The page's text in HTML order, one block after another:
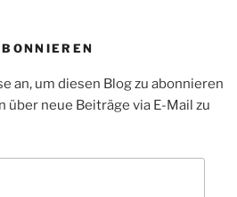
an, um diesen Blog zu abonnieren
über neue Beiträge via E-Mail zu